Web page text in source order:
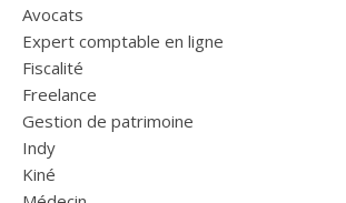
Avocats
Expert comptable en ligne
Fiscalité
Freelance
Gestion de patrimoine
Indy
Kiné